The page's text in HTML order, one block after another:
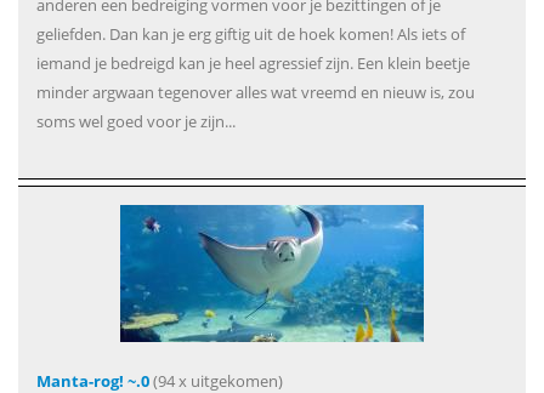
anderen een bedreiging vormen voor je bezittingen of je
geliefden. Dan kan je erg giftig uit de hoek komen! Als iets of
iemand je bedreigd kan je heel agressief zijn. Een klein beetje
minder argwaan tegenover alles wat vreemd en nieuw is, zou
soms wel goed voor je zijn...
Manta-rog! ~.0(94 x uitgekomen)